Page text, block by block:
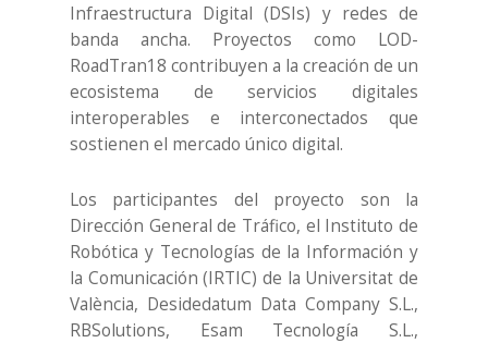
Infraestructura Digital (DSIs) y redes de
banda ancha. Proyectos como LOD-
RoadTran18 contribuyen a la creación de un
ecosistema de servicios digitales
interoperables e interconectados que
sostienen el mercado único digital.
Los participantes del proyecto son la
Dirección General de Tráfico, el Instituto de
Robótica y Tecnologías de la Información y
la Comunicación (IRTIC) de la Universitat de
València, Desidedatum Data Company S.L.,
RBSolutions, Esam Tecnología S.L.,